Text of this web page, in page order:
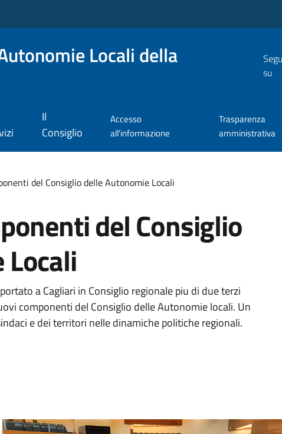
Locali della
su
Il
Consiglio
Accesso
all'informazione
Trasparenza
amministrativa
del Consiglio delle Autonomie Locali
del Consiglio
a Cagliari in Consiglio regionale piu di due terzi
componenti del Consiglio delle Autonomie locali. Un
e dei territori nelle dinamiche politiche regionali.